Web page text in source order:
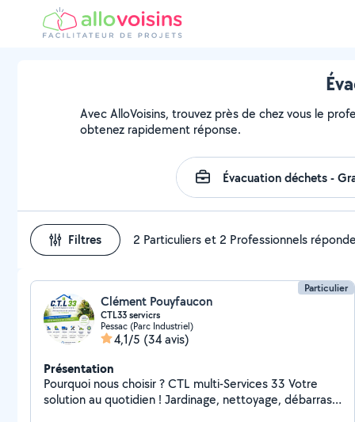
Avec AlloVoisins, trouvez près de chez vous le
obtenez rapidement réponse.
Filtres 2 Particuliers et 2 Professionnels
Particulier
Clément Pouyfaucon
CTL33 servicrs
Pessac (Parc Industriel)
4,1/5 (34 avis)
Présentation
Pourquoi nous choisir ? CTL multi-Services 33 Votre
solution au quotidien ! Jardinage, nettoyage, débarras